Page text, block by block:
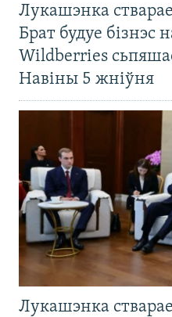
Лукашэнка
Брат будуе бізнэс
Wildberries
Навіны 5 жніўня
Лукашэнка